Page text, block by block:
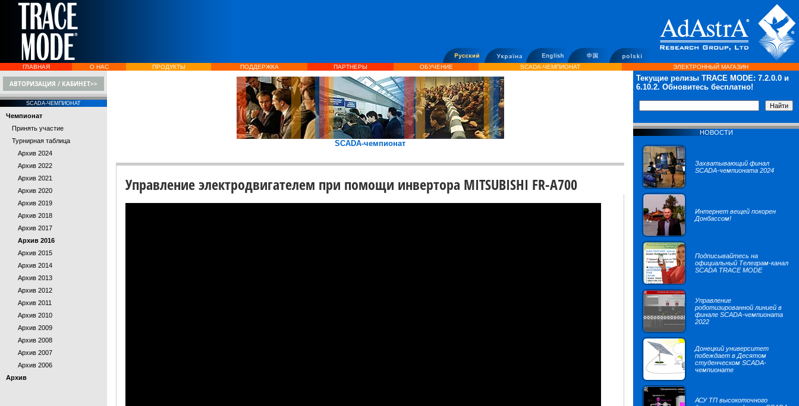
ГЛАВНАЯ О НАС ПРОДУКТЫ ПОДДЕРЖКА ПАРТНЕРЫ ОБУЧЕНИЕ SCADA-ЧЕМПИОНАТ ЭЛЕКТРОННЫЙ МАГАЗИН
АВТОРИЗАЦИЯ / КАБИНЕТ>>
SCADA-ЧЕМПИОНАТ
Чемпионат
Принять участие
Турнирная таблица
Архив 2024
Архив 2022
Архив 2021
Архив 2020
Архив 2019
Архив 2018
Архив 2017
Архив 2016
Архив 2015
Архив 2014
Архив 2013
Архив 2012
Архив 2011
Архив 2010
Архив 2009
Архив 2008
Архив 2007
Архив 2006
Архив
SCADA-чемпионат
Управление электродвигателем при помощи инвертора MITSUBISHI FR-A700
Текущие релизы TRACE MODE: 7.2.0.0 и
6.10.2. Обновитесь бесплатно!
НОВОСТИ
Захватывающий финал
SCADA-чемпионата 2024
Интернет вещей покорен
Донбассом!
Подписывайтесь на
официальный Телеграм-канал
SCADA TRACE MODE
Управление
роботизированной линией в
финале SCADA-чемпионата
2022
Донецкий университет
побеждает в Десятом
студенческом SCADA-
чемпионате
АСУ ТП высокоточного